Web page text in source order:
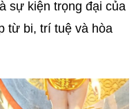
sự kiện trọng đại của
từ bi, trí tuệ và hòa